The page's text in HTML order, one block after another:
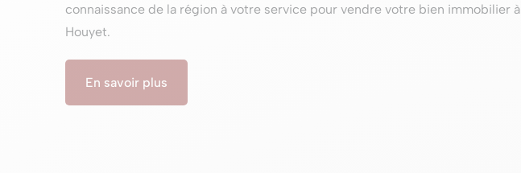
connaissance de la région à votre service pour vendre votre bien immobilier à
Houyet.
En savoir plus